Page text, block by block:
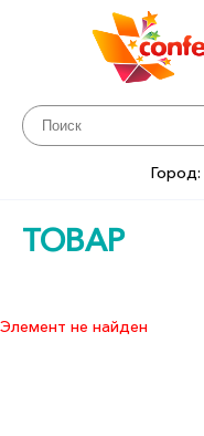
Город:
ТОВАР
Элемент не найден